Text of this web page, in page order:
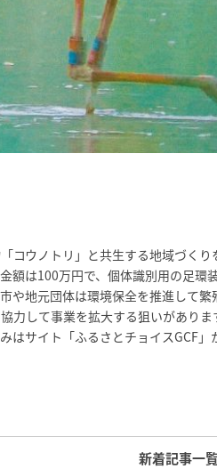
コウノトリ」と共生する地域づく
額は100万円で、個体識別用の足
や地元団体は環境保全を推進して
力して事業を拡大する狙いがあり
はサイト「ふるさとチョイスGCF」
新着記事一